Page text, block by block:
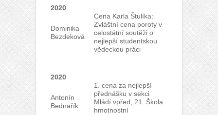
2020
Dominika
Bezdeková
Cena Karla Štulíka:
Zvláštní cena poroty v
celostátní soutěži o
nejlepší studentskou
vědeckou práci
2020
Antonín
Bednařík
1. cena za nejlepší
přednášku v sekci
Mládí vpřed, 21. Škola
hmotnostní